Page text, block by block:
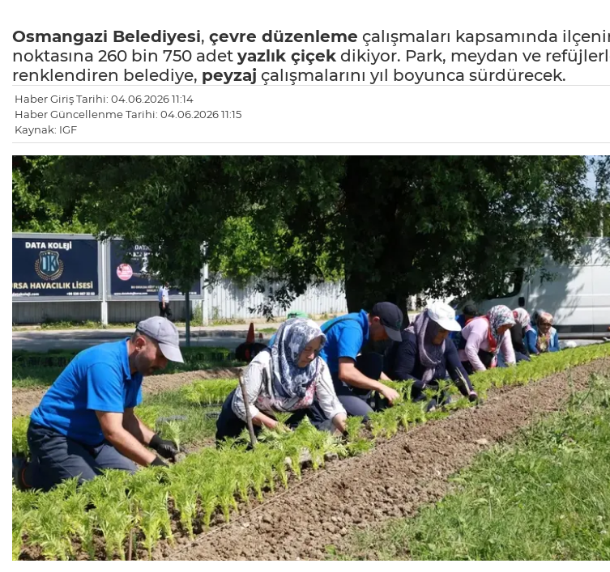
Osmangazi Belediyesi, çevre düzenleme çalışmaları kapsamında
noktasına 260 bin 750 adet yazlık çiçek dikiyor. Park, meydan ve
renklendiren belediye, peyzaj çalışmalarını yıl boyunca sürdürecek.
Haber Giriş Tarihi: 04.06.2026 11:14
Haber Güncellenme Tarihi: 04.06.2026 11:15
Kaynak: IGF